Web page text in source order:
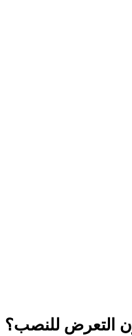
التعرض للنصب؟